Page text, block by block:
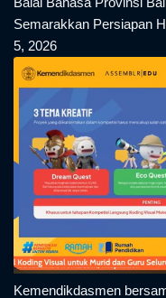
Semarakkan Persiapan
5, 2026
Kemendikdasmen